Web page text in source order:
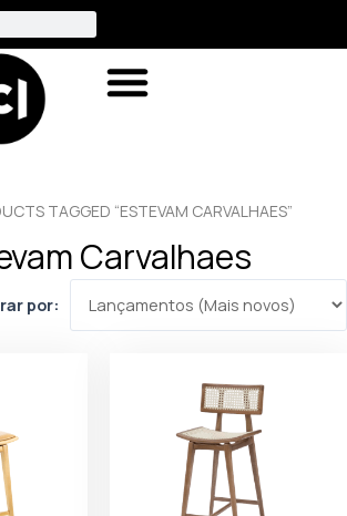
TAGGED “ESTEVAM CARVALHAES”
Carvalhaes
por: